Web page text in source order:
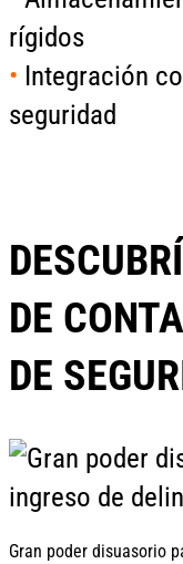
rígidos
• Integración
seguridad
DE
DE
Gran poder disuasorio